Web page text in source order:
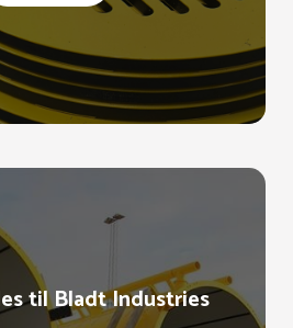
til Bladt Industries